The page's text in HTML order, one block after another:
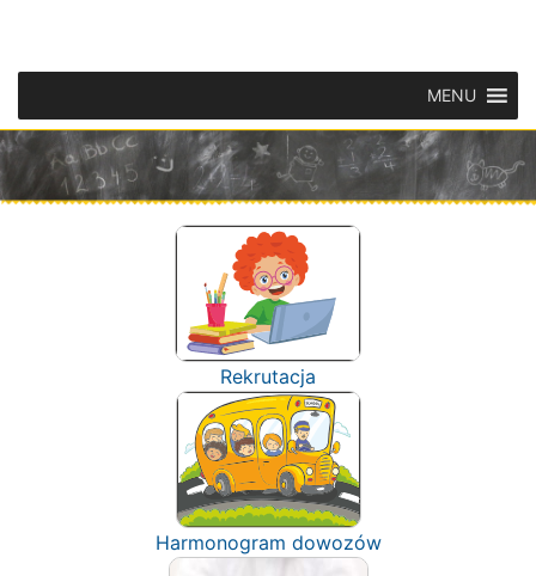
MENU
Rekrutacja
Harmonogram dowozów